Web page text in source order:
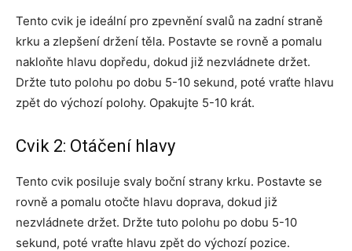
Tento cvik je ideální pro zpevnění svalů na zadní straně
krku a zlepšení držení těla. Postavte se rovně a pomalu
nakloňte hlavu dopředu, dokud již nezvládnete držet.
Držte tuto polohu po dobu 5-10 sekund, poté vraťte hlavu
zpět do výchozí polohy. Opakujte 5-10 krát.
Cvik 2: Otáčení hlavy
Tento cvik posiluje svaly boční strany krku. Postavte se
rovně a pomalu otočte hlavu doprava, dokud již
nezvládnete držet. Držte tuto polohu po dobu 5-10
sekund, poté vraťte hlavu zpět do výchozí pozice.